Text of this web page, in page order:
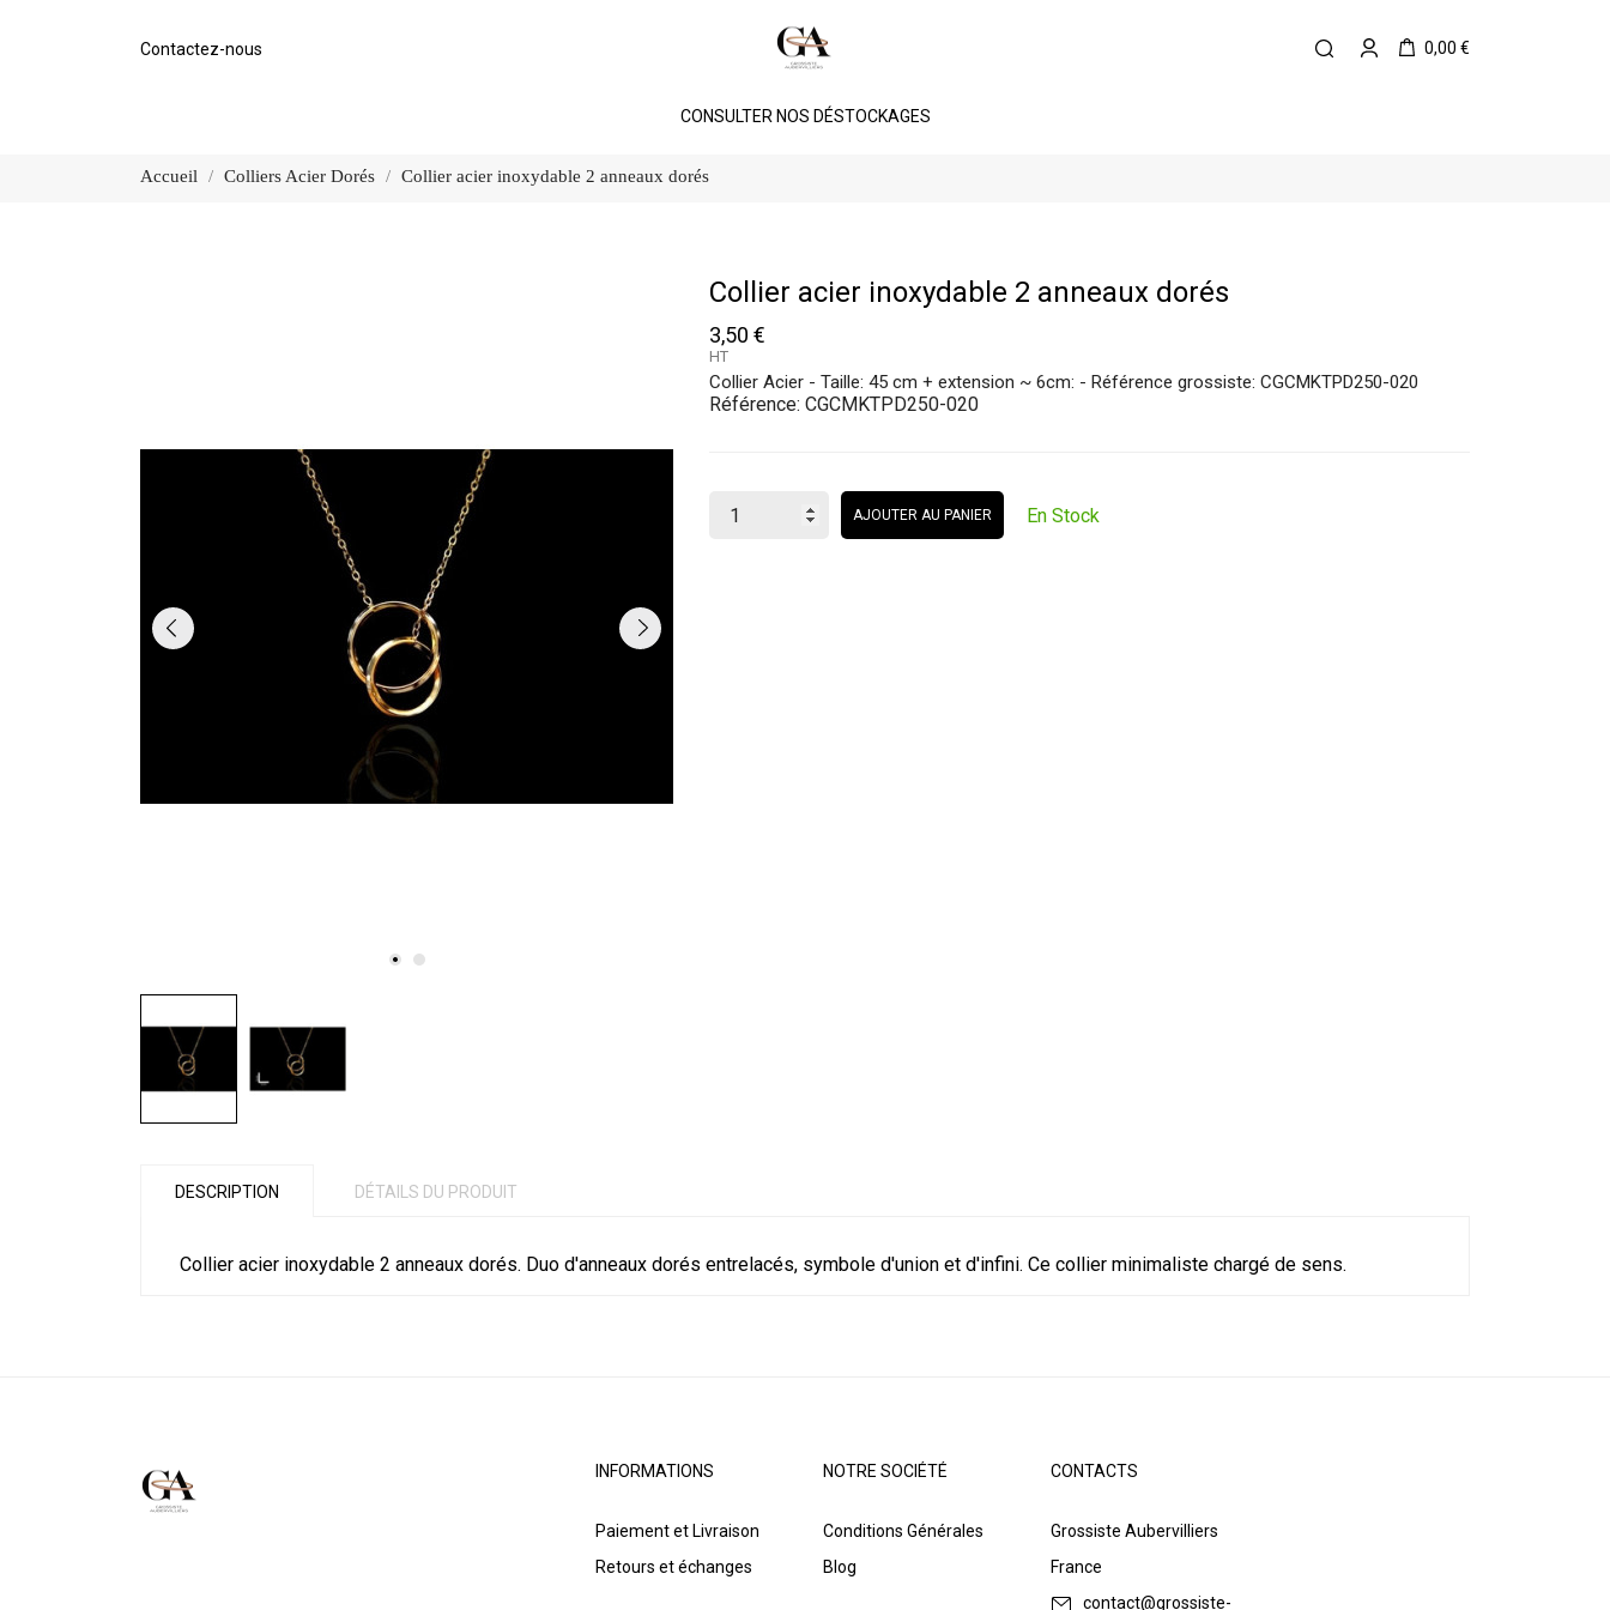
Contactez-nous 0,00 €
CONSULTER NOS DÉSTOCKAGES
Accueil Colliers Acier Dorés Collier acier inoxydable 2 anneaux dorés
Collier acier inoxydable 2 anneaux dorés
3,50 €
HT
Collier Acier - Taille: 45 cm + extension ~ 6cm: - Référence grossiste: CGCMKTPD250-020
Référence: CGCMKTPD250-020
AJOUTER AU PANIER En Stock
DESCRIPTION DÉTAILS DU PRODUIT
Collier acier inoxydable 2 anneaux dorés. Duo d'anneaux dorés entrelacés, symbole d'union et d'infini. Ce collier minimaliste chargé de sens.
INFORMATIONS
Paiement et Livraison
Retours et échanges
NOTRE SOCIÉTÉ
Conditions Générales
Blog
CONTACTS
Grossiste Aubervilliers
France
contact@grossiste-